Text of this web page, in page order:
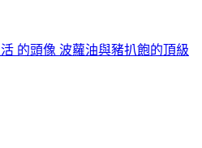
波蘿油與豬扒飽的頂級